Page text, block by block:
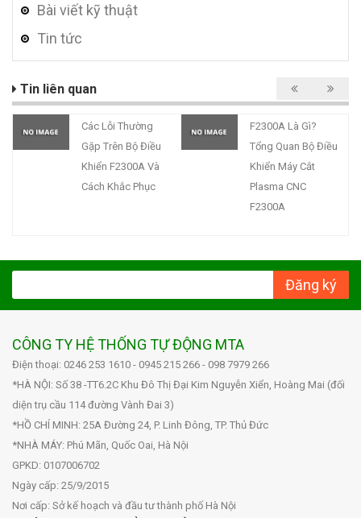
Bài viết kỹ thuật
Tin tức
Tin liên quan
Các Lỗi Thường
Gặp Trên Bộ Điều
Khiển F2300A Và
Cách Khắc Phục
F2300A Là Gì?
Tổng Quan Bộ Điều
Khiển Máy Cắt
Plasma CNC
F2300A
Đăng ký
CÔNG TY HỆ THỐNG TỰ ĐỘNG MTA
Điện thoại: 0246 253 1610 - 0945 215 266 - 098 7979 266
*HÀ NỘI: Số 38 -TT6.2C Khu Đô Thị Đại Kim Nguyễn Xiển, Hoàng Mai (đối
diện trụ cầu 114 đường Vành Đai 3)
*HỒ CHÍ MINH: 25A Đường 24, P. Linh Đông, TP. Thủ Đức
*NHÀ MÁY: Phú Mãn, Quốc Oai, Hà Nội
GPKD: 0107006702
Ngày cấp: 25/9/2015
Nơi cấp: Sở kế hoạch và đầu tư thành phố Hà Nội